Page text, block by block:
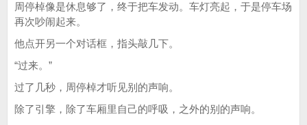
周停棹像是休息够了，终于把车发动。车灯亮起，于是停车场
再次吵闹起来。
他点开另一个对话框，指头敲几下。
“过来。”
过了几秒，周停棹才听见别的声响。
除了引擎，除了车厢里自己的呼吸，之外的别的声响。